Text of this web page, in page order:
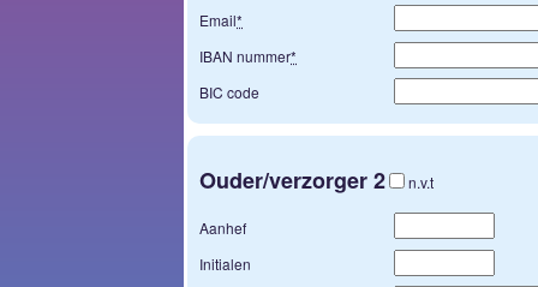
Email*
IBAN nummer*
BIC code
Ouder/verzorger 2 n.v.t
Aanhef
Initialen